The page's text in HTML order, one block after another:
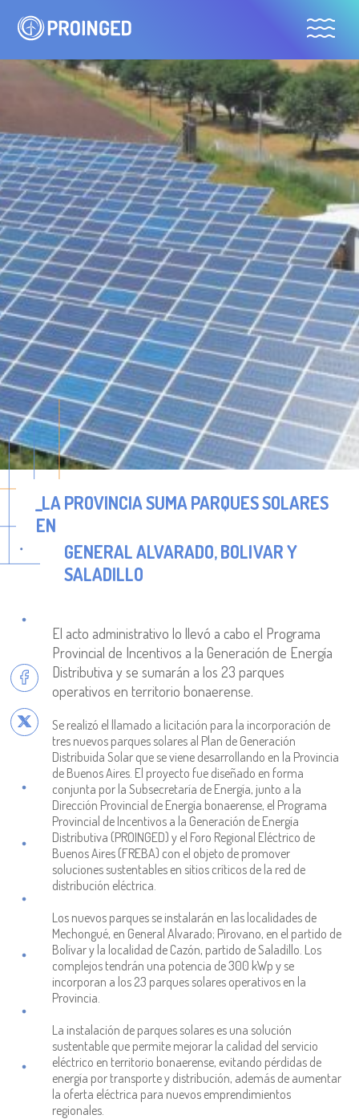
_LA PROVINCIA SUMA PARQUES SOLARES
EN
GENERAL ALVARADO, BOLÍVAR Y
SALADILLO
El acto administrativo lo llevó a cabo el Programa
Provincial de Incentivos a la Generación de Energía
Distributiva y se sumarán a los 23 parques
operativos en territorio bonaerense.
Se realizó el llamado a licitación para la incorporación de
tres nuevos parques solares al Plan de Generación
Distribuida Solar que se viene desarrollando en la Provincia
de Buenos Aires. El proyecto fue diseñado en forma
conjunta por la Subsecretaría de Energía, junto a la
Dirección Provincial de Energía bonaerense, el Programa
Provincial de Incentivos a la Generación de Energía
Distributiva (PROINGED) y el Foro Regional Eléctrico de
Buenos Aires (FREBA) con el objeto de promover
soluciones sustentables en sitios críticos de la red de
distribución eléctrica.
Los nuevos parques se instalarán en las localidades de
Mechongué, en General Alvarado; Pirovano, en el partido de
Bolívar y la localidad de Cazón, partido de Saladillo. Los
complejos tendrán una potencia de 300 kWp y se
incorporan a los 23 parques solares operativos en la
Provincia.
La instalación de parques solares es una solución
sustentable que permite mejorar la calidad del servicio
eléctrico en territorio bonaerense, evitando pérdidas de
energía por transporte y distribución, además de aumentar
la oferta eléctrica para nuevos emprendimientos
regionales.